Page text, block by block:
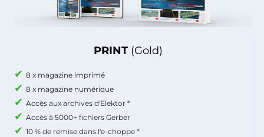
PRINT (Gold)
8 x magazine imprimé
8 x magazine numérique
Accès aux archives d'Elektor *
Accès à 5000+ fichiers Gerber
10 % de remise dans l'e-choppe *